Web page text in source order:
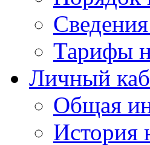
Тарифы
Личный
Общая
История